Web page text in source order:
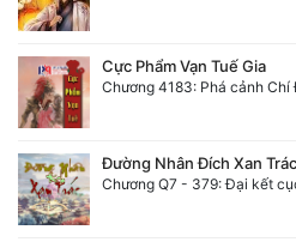
Cực Phẩm Vạn Tuế Gia
Chương 4183: Phá cảnh
Đường Nhân Đích Xan
Chương Q7 - 379: Đại kết